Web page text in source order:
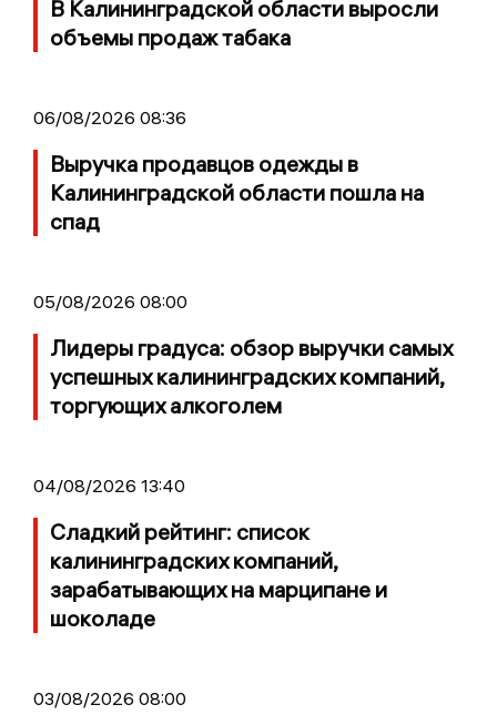
В Калининградской области выросли
объемы продаж табака
06/08/2026 08:36
Выручка продавцов одежды в
Калининградской области пошла на
спад
05/08/2026 08:00
Лидеры градуса: обзор выручки самых
успешных калининградских компаний,
торгующих алкоголем
04/08/2026 13:40
Сладкий рейтинг: список
калининградских компаний,
зарабатывающих на марципане и
шоколаде
03/08/2026 08:00